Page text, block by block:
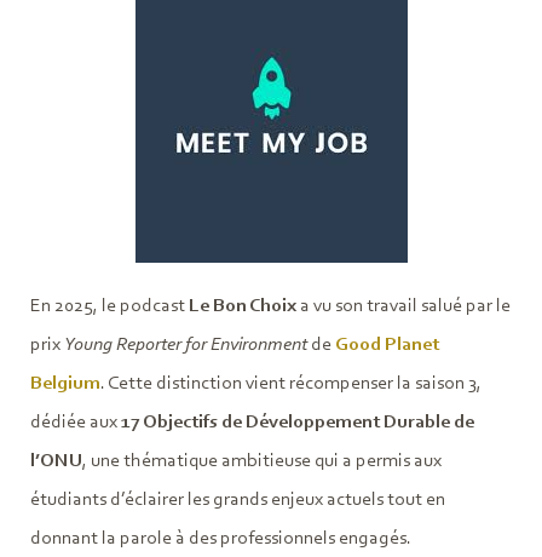
En 2025, le podcast Le Bon Choix a vu son travail salué par le
prix Young Reporter for Environmentde Good Planet
Belgium. Cette distinction vient récompenser la saison 3,
dédiée aux17 Objectifs de Développement Durable de
l’ONU, une thématique ambitieuse qui a permis aux
étudiants d’éclairer les grands enjeux actuels tout en
donnant la parole à des professionnels engagés.